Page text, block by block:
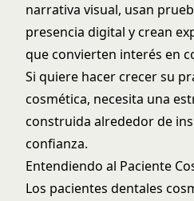
narrativa visual, usan
presencia digital y crean
que convierten interés en
Si quiere hacer crecer su
cosmética, necesita una
construida alrededor de
confianza.
Entendiendo al Paciente
Los pacientes dentales